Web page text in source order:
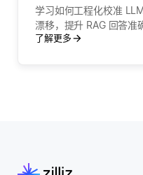
学习如何工程化校准
漂移，提升 RAG 回答准
了解更多